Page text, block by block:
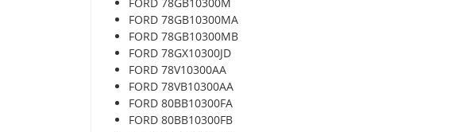
FORD 78GB10300MA
FORD 78GB10300MB
FORD 78GX10300JD
FORD 78V10300AA
FORD 78VB10300AA
FORD 80BB10300FA
FORD 80BB10300FB